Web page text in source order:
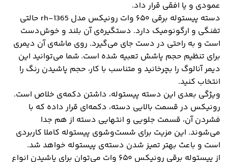
عمودی و یا افقی قرار داد.
دسته پیستوله برقی ۶۵۰ وات رونیکس مدل rh-1365 حالتی
تفنگی و ارگونومیک دارد. دستگیره‌ی آن بلند و خوش‌دست
است و به راحتی در دست جای می‌گیرد. روی ماشه‌‌ی آن دیمری
برای تنظیم حجم پاشش تعبیه شده است. شما می‌توانید این
دیمر آنالوگ را بچرخانید و متناسب با کار، حجم پاشیدن رنگ را
انتخاب کنید.
ویژگی بعدی این دسته پیستوله، داشتن دکمه‌ی خلاص است.
رونیکس در قسمت بالایی دسته، دکمه‌ای قرار داده که با
فشردن آن، قسمت جلویی و انتهایی دسته از هم جدا
می‌شوند. این مزیت برای شست‌وشوی پیستوله کاملا کاربردی
است و باعث بهتر تمیز شدن دسته‌ی پیستوله خواهد شد.
از پیستوله برقی رونیکس ۶۵۰ وات می‌توان برای پاشیدن انواع